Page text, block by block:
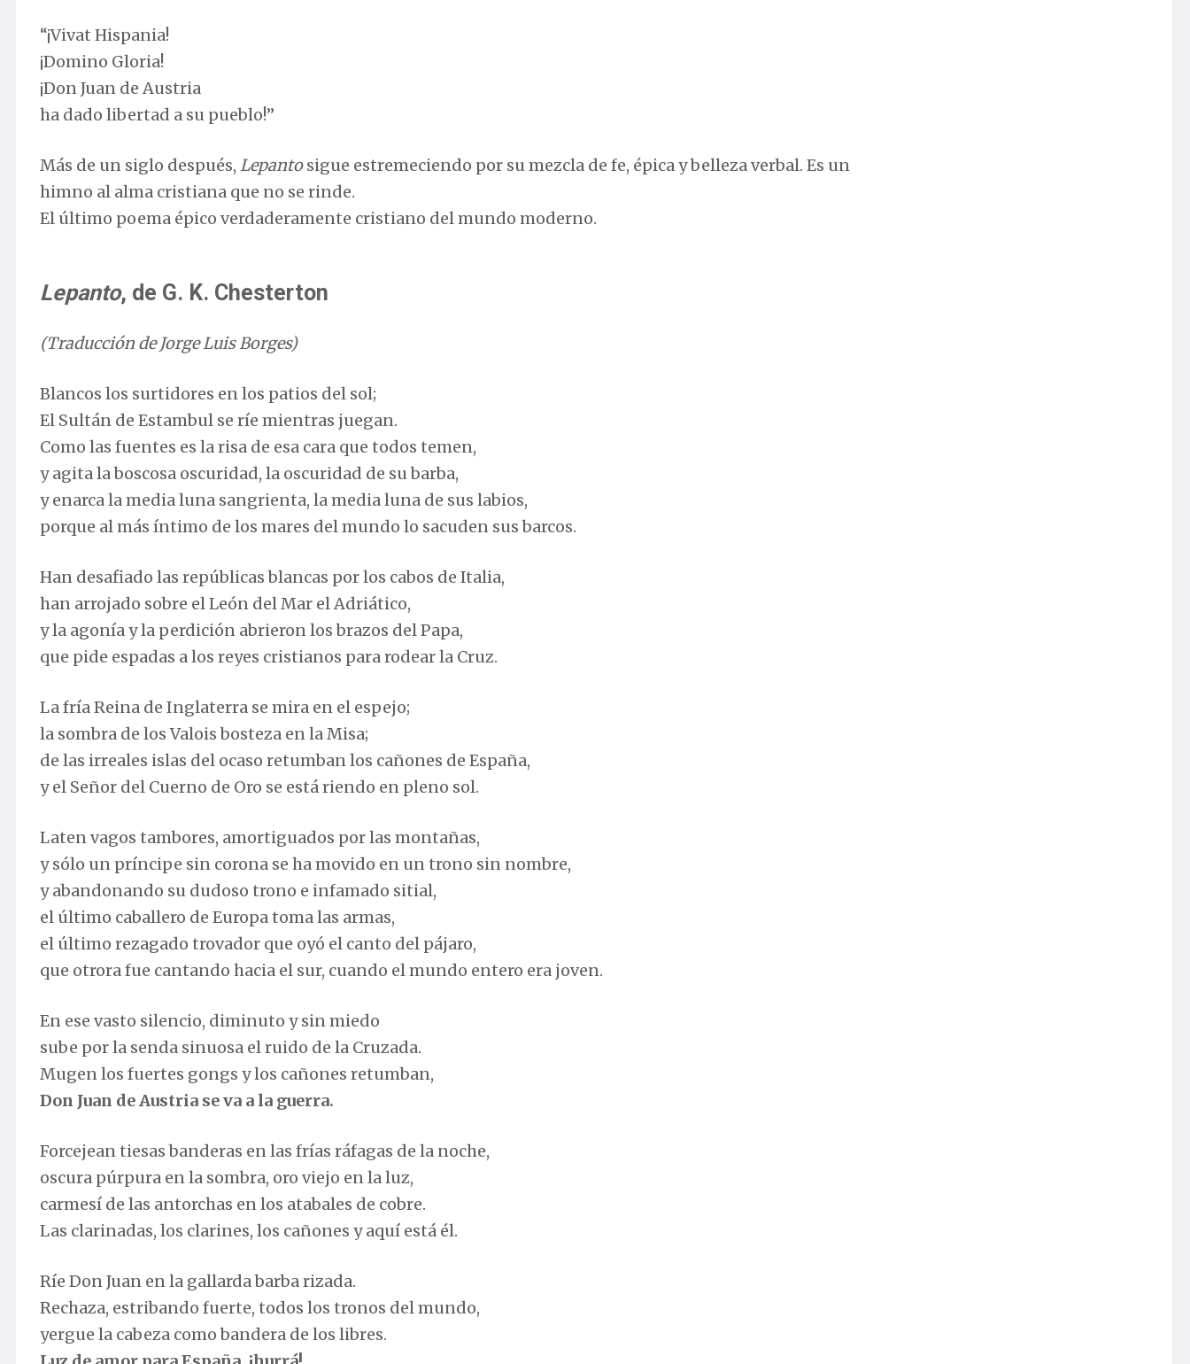
“¡Vivat Hispania!
¡Domino Gloria!
¡Don Juan de Austria
ha dado libertad a su pueblo!”
Más de un siglo después, Lepantosigue estremeciendo por su mezcla de fe, épica y belleza verbal. Es un
himno al alma cristiana que no se rinde.
El último poema épico verdaderamente cristiano del mundo moderno.
Lepanto, de G. K. Chesterton
(Traducción de Jorge Luis Borges)
Blancos los surtidores en los patios del sol;
El Sultán de Estambul se ríe mientras juegan.
Como las fuentes es la risa de esa cara que todos temen,
y agita la boscosa oscuridad, la oscuridad de su barba,
y enarca la media luna sangrienta, la media luna de sus labios,
porque al más íntimo de los mares del mundo lo sacuden sus barcos.
Han desafiado las repúblicas blancas por los cabos de Italia,
han arrojado sobre el León del Mar el Adriático,
y la agonía y la perdición abrieron los brazos del Papa,
que pide espadas a los reyes cristianos para rodear la Cruz.
La fría Reina de Inglaterra se mira en el espejo;
la sombra de los Valois bosteza en la Misa;
de las irreales islas del ocaso retumban los cañones de España,
y el Señor del Cuerno de Oro se está riendo en pleno sol.
Laten vagos tambores, amortiguados por las montañas,
y sólo un príncipe sin corona se ha movido en un trono sin nombre,
y abandonando su dudoso trono e infamado sitial,
el último caballero de Europa toma las armas,
el último rezagado trovador que oyó el canto del pájaro,
que otrora fue cantando hacia el sur, cuando el mundo entero era joven.
En ese vasto silencio, diminuto y sin miedo
sube por la senda sinuosa el ruido de la Cruzada.
Mugen los fuertes gongs y los cañones retumban,
Don Juan de Austria se va a la guerra.
Forcejean tiesas banderas en las frías ráfagas de la noche,
oscura púrpura en la sombra, oro viejo en la luz,
carmesí de las antorchas en los atabales de cobre.
Las clarinadas, los clarines, los cañones y aquí está él.
Ríe Don Juan en la gallarda barba rizada.
Rechaza, estribando fuerte, todos los tronos del mundo,
yergue la cabeza como bandera de los libres.